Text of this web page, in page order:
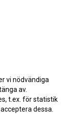
vi nödvändiga
av.
t.ex. för statistik
dessa.